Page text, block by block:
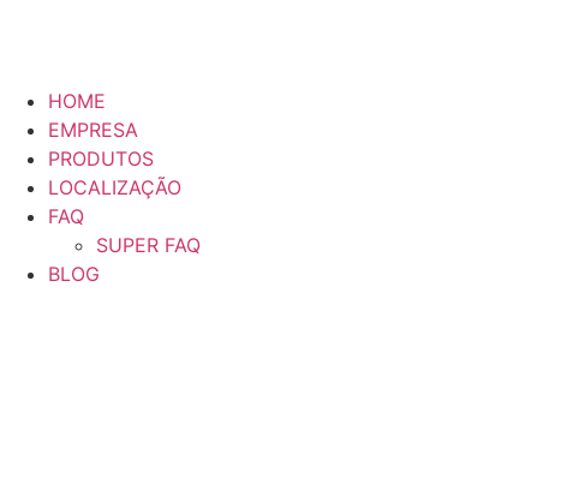
HOME
EMPRESA
PRODUTOS
LOCALIZAÇÃO
FAQ
SUPER FAQ
BLOG